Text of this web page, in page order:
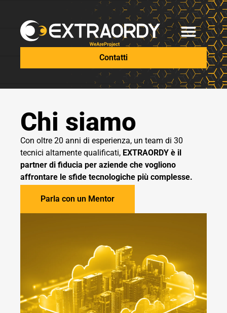
Contatti
Chi siamo
Con oltre 20 anni di esperienza, un team di 30
tecnici altamente qualificati, EXTRAORDY è il
partner di fiducia per aziende che vogliono
affrontare le sfide tecnologiche più complesse.
Parla con un Mentor